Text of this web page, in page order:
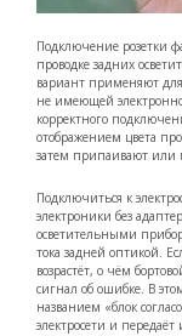
Подключение розетки
проводке задних
вариант применяют
не имеющей
корректного
отображением цвета
затем припаивают или
Подключиться к
электроники без
осветительными
тока задней оптикой.
возрастёт, о чём
сигнал об ошибке. В
названием «блок
электросети и